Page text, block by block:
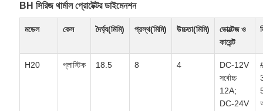
BH সিরিজ থার্মাল প্রোটেক্টর ডাইমেনশন
মডেল কেস দৈর্ঘ্য(মিমি) প্রস্থ(মিমি) উচ্চতা(মিমি)
ভোল্টেজ ও
কারেন্ট
H20 প্লাস্টিক 18.5 8 4
DC-12V
সর্বোচ্চ
12A;
DC-24V